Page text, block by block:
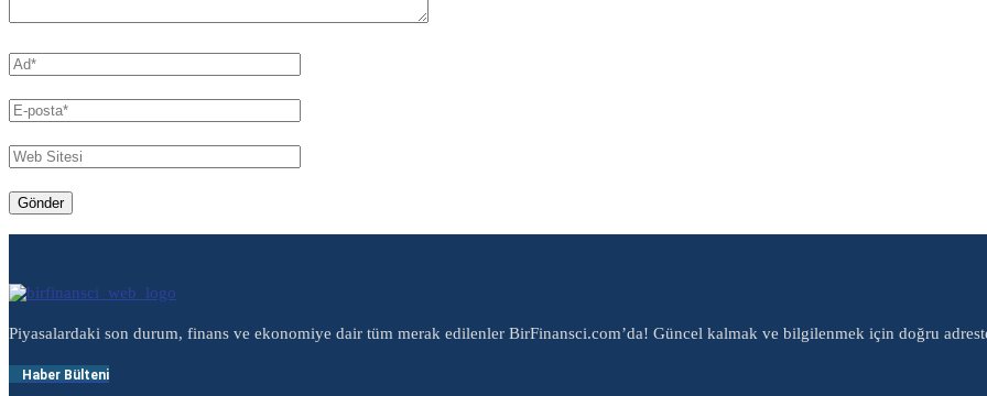
Piyasalardaki son durum, finans ve ekonomiye dair tüm merak edilenler BirFinansci.com’da! Güncel kalmak ve bilgilenmek için doğru
Haber Bülteni